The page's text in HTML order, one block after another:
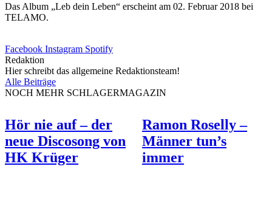
Das Album „Leb dein Leben“ erscheint am 02. Februar 2018 bei
TELAMO.
Facebook Instagram Spotify
Redaktion
Hier schreibt das allgemeine Redaktionsteam!
Alle Beiträge
NOCH MEHR SCHLAGERMAGAZIN
Hör nie auf – der
neue Discosong von
HK Krüger
Ramon Roselly –
Männer tun’s
immer